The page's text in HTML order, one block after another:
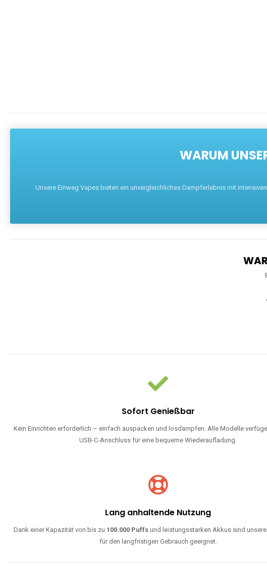
WARUM
Unsere Einweg Vapes bieten ein unvergleichliches Dampferlebnis mit
Sofort Genießbar
Kein Einrichten erforderlich – einfach auspacken und losdampfen. Alle Modelle
USB-C-Anschluss für eine bequeme Wiederaufladung.
Lang anhaltende Nutzung
Dank einer Kapazität von bis zu 100.000 Puffs und leistungsstarken Akkus sind unsere
für den langfristigen Gebrauch geeignet.